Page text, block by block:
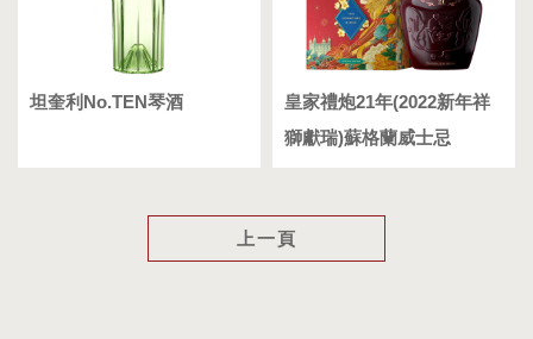
坦奎利No.TEN琴酒
皇家禮炮21年(2022新年祥
獅獻瑞)蘇格蘭威士忌
上一頁